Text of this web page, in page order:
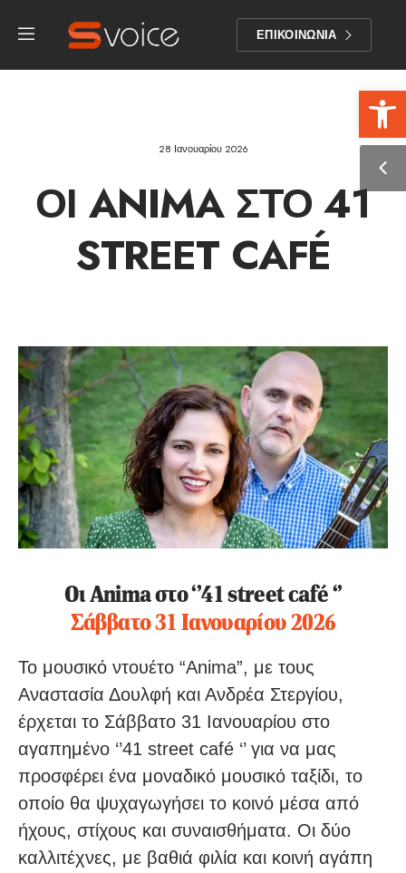
ΕΠΙΚΟΙΝΩΝΙΑ
28 Ιανουαρίου 2026
ΟΙ ANIMA ΣΤΟ 41
STREET CAFÉ
Οι Anima στο ‘’41 street café ‘’
Σάββατο 31 Ιανουαρίου 2026
Το μουσικό ντουέτο “Anima”, με τους
Αναστασία Δουλφή και Ανδρέα Στεργίου,
έρχεται το Σάββατο 31 Ιανουαρίου στο
αγαπημένο ‘’41 street café ‘’ για να μας
προσφέρει ένα μοναδικό μουσικό ταξίδι, το
οποίο θα ψυχαγωγήσει το κοινό μέσα από
ήχους, στίχους και συναισθήματα. Οι δύο
καλλιτέχνες, με βαθιά φιλία και κοινή αγάπη